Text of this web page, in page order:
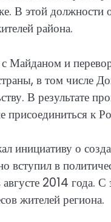
В этой должности
района.
Майданом и
в том числе
В результате
присоединиться к
инициативу о
вступил в
2014 года. С
жителей региона.